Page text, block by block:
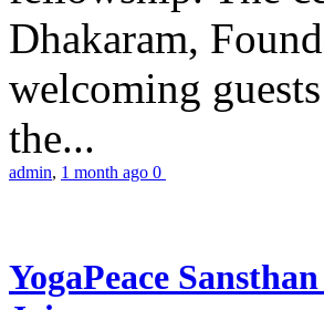
Dhakaram,
welcoming
the...
admin, 1 month ago 0
YogaPeace